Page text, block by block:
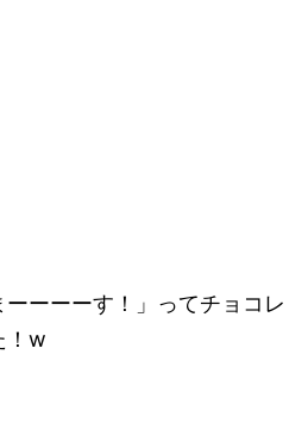
ーーーーす！」ってチョコレ
！w